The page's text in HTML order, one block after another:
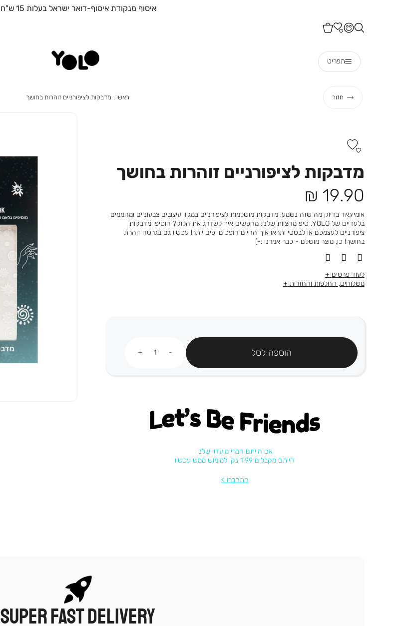
איסוף מנקודת איסוף-דואר ישראל בעלות 15 ש"ח!
תפריט
חזור ראשי ראשי
מדבקות לציפורניים זוהרות בחושך
מדבקות לציפורניים זוהרות בחושך
מחיר
מוצר
19.90 ₪
אומייגאד בדיוק מה שזה נשמע, מדבקות מושלמות לציפורניים במגוון עיצובים צבעוניים ומהממים
בלעדיים של YOLO. טיפ מהצוות שלנו: מחפשים איך לשדרג את הלוק? הוסיפו מדבקות
ציפורניים לעצמכם או לבסטי ותראו איך החיים הופכים יפים יותר! עכשיו גם בגרסה זוהרת
בחושך! כן, מוצר מושלם - כבר אמרנו :-)
לעוד פרטים
משלוחים, החלפות והחזרות
הוספה לסל
Let's be friends
אם הייתם חברי מועדון שלנו
הייתם מקבלים 1.99 נק' למימוש ממש עכשיו
התחברו
|
תומכי
SUPER FAST DELIVERY